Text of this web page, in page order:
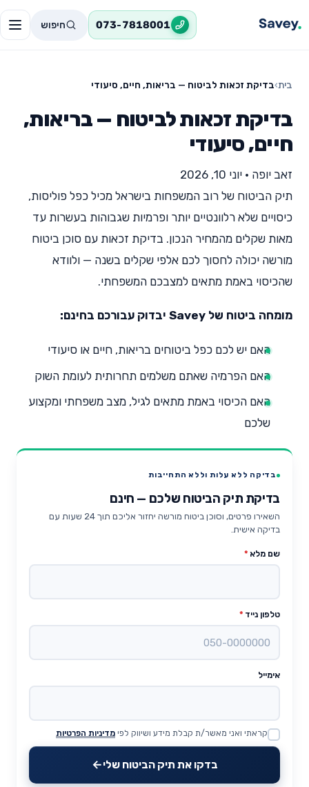
073-7818001 חיפוש
בית›בדיקת זכאות לביטוח — בריאות, חיים, סיעודי
בדיקת זכאות לביטוח — בריאות,
חיים, סיעודי
זאב יופה • יוני 10, 2026
תיק הביטוח של רוב המשפחות בישראל מכיל כפל פוליסות,
כיסויים שלא רלוונטיים יותר ופרמיות שגבוהות בעשרות עד
מאות שקלים מהמחיר הנכון. בדיקת זכאות עם סוכן ביטוח
מורשה יכולה לחסוך לכם אלפי שקלים בשנה — ולוודא
שהכיסוי באמת מתאים למצבכם המשפחתי.
מומחה ביטוח של Savey יבדוק עבורכם בחינם:
האם יש לכם כפל ביטוחים בריאות, חיים או סיעודי
האם הפרמיה שאתם משלמים תחרותית לעומת השוק
האם הכיסוי באמת מתאים לגיל, מצב משפחתי ומקצוע
שלכם
בדיקה ללא עלות וללא התחייבות
בדיקת תיק הביטוח שלכם — חינם
השאירו פרטים, וסוכן ביטוח מורשה יחזור אליכם תוך 24 שעות עם
בדיקה אישית.
שם מלא *
טלפון נייד *
אימייל
Website
קראתי ואני מאשר/ת קבלת מידע ושיווק לפי מדיניות הפרטיות
בדקו את תיק הביטוח שלי